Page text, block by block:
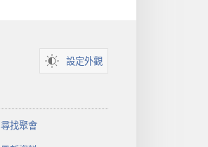
設定外觀
尋找聚會